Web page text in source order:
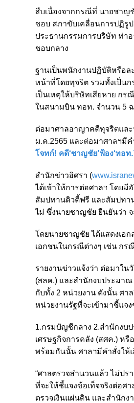
สืบเนื่องจากกรณีที่ นายชาญ
ชอบ สภาขับเคลื่อนการปฏิรู
ประธานกรรมการบริษัท ท่า
ชอบกลาง
ฐานเป็นพนักงานปฏิบัติหรือล
หน้าที่โดยทุจริต รวมทั้งเป็น
เป็นเหตุให้บริษัทเสียหาย ก
ในสนามบิน ทอท. จำนวน 5
ต่อมาศาลอาญาคดีทุจริตแล
ม.ค.2565 และต่อมาศาลฯมี
โจทก์! คดี‘ชาญชัย’ฟ้อง‘ทอ
สำนักข่าวอิศรา (
ได้เข้าให้การต่อศาลฯ โดย
สัมปทานดิวตี้ฟรี และสัมปทา
ไม่ ซึ่งนายชาญชัย ยืนยันว่า
โดยนายชาญชัย ได้แสดงเอ
เอกชนในกรณีต่างๆ เช่น ก
รายงานข่าวแจ้งว่า ต่อมาใ
(สลค.) และสำนักงบประมาณ
กับทั้ง 2 หน่วยงาน ดังนั้น ศา
หน่วยงานรัฐที่จะเข้ามาชี้แจ
1.กรมบัญชีกลาง 2.สำนักงบ
เศรษฐกิจการคลัง (สศค.) ห
พร้อมกันนั้น ศาลฯมีคำสั่งให้
“ศาลตรวจสำนวนแล้ว ไม่ป
ที่จะให้ชี้แจงข้อเท็จจริงต่อศ
ตรวจเงินแผ่นดิน และสำนักง